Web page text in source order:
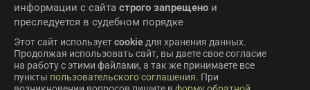
информации с сайта строго запрещено и
преследуется в судебном порядке
Этот сайт используетcookie для хранения данных.
Продолжая использовать сайт, вы даете свое согласие
на работу с этими файлами, а так же принимаете все
пункты пользовательского соглашения. При